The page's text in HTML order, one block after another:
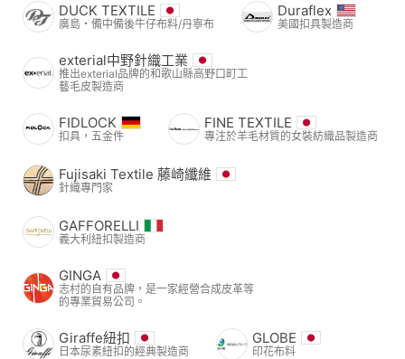
DUCK TEXTILE
廣島・備中備後牛仔布料/丹寧布
Duraflex
美國扣具製造商
exterial中野針織工業
推出exterial品牌的和歌山縣高野口町工
藝毛皮製造商
FIDLOCK
扣具，五金件
FINE TEXTILE
專注於羊毛材質的女裝紡織品製造商
Fujisaki Textile 藤崎纖維
針織專門家
GAFFORELLI
義大利紐扣製造商
GINGA
志村的自有品牌，是一家經營合成皮革等
的專業貿易公司。
Giraffe紐扣
日本尿素紐扣的經典製造商
GLOBE
印花布料